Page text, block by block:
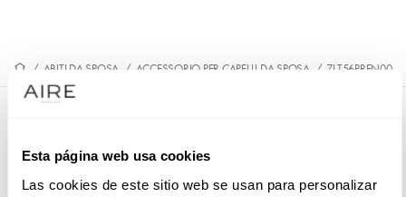
Esta página web usa cookies
Las cookies de este sitio web se usan para personalizar
/ ABITI DA SPOSA / ACCESSORIO PER CAPELLI DA SPOSA / 7LT56PREN00
Spilla opzionale per abito da sposa in stile giovanile,
realizzata con petali e fiori ornamentali.